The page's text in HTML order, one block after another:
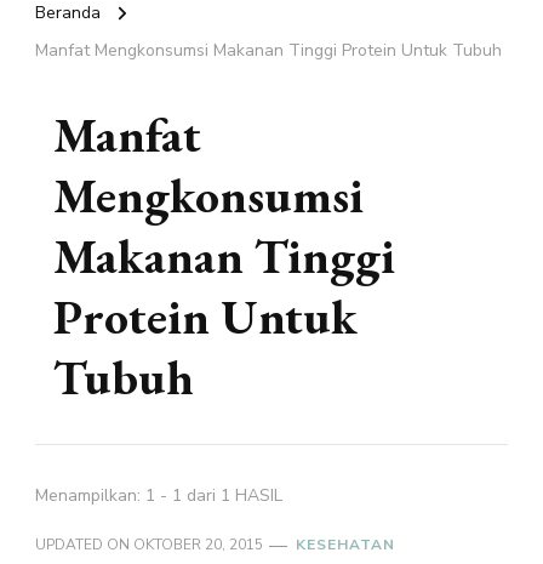
Beranda
Manfat Mengkonsumsi Makanan Tinggi Protein Untuk Tubuh
Manfat
Mengkonsumsi
Makanan Tinggi
Protein Untuk
Tubuh
Menampilkan: 1 - 1 dari 1 HASIL
UPDATED ON OKTOBER 20, 2015 KESEHATAN